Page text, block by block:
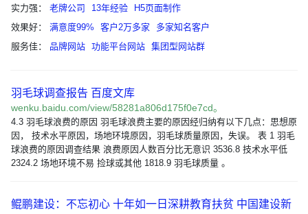
实力强： 老牌公司 13年经验
H5页面制作
效果好：
满意度99% 客户2万多家
多家知名客户
服务佳：
品牌网站 功能平台网站 集团型网站群
羽毛球调查报告 百度文库
wenku.baidu.com/view/58281a806d175f0e7cd。
4.3 羽毛球浪费的原因 羽毛球浪费主要的原因经归纳有以下几点：思想原
因， 技术水平原因，场地环境原因，羽毛球质量原因，失误。 表 1 羽毛
球浪费的原因调查结果 浪费原因人数百分比无意识 3536.8 技术水平低
2324.2 场地环境不易 捡球或其他 1818.9 羽毛球质量 。
鲲鹏建设：不忘初心 十年如一日深耕教育扶贫 中国建设新